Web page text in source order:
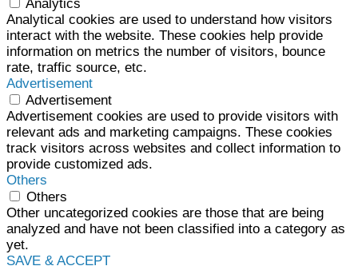
Analytics
Analytical cookies are used to understand how visitors
interact with the website. These cookies help provide
information on metrics the number of visitors, bounce
rate, traffic source, etc.
Advertisement
Advertisement
Advertisement cookies are used to provide visitors with
relevant ads and marketing campaigns. These cookies
track visitors across websites and collect information to
provide customized ads.
Others
Others
Other uncategorized cookies are those that are being
analyzed and have not been classified into a category as
yet.
SAVE & ACCEPT